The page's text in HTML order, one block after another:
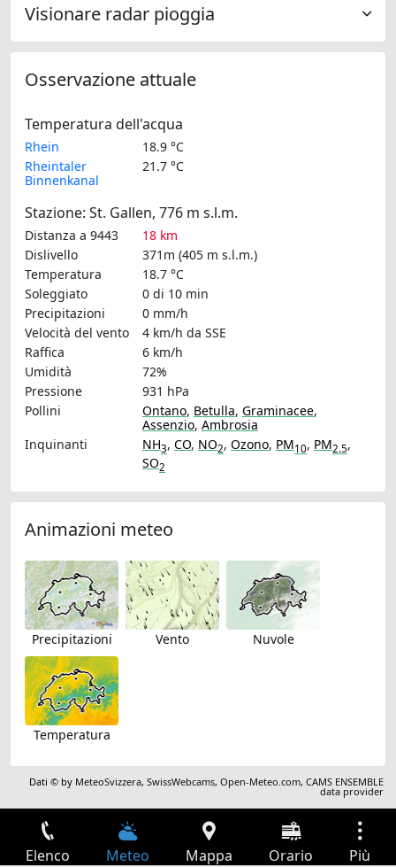
Visionare radar pioggia
Osservazione attuale
Temperatura dell'acqua
Rhein
18.9 °C
Rheintaler
Binnenkanal
21.7 °C
Stazione: St. Gallen, 776 m s.l.m.
Distanza a 9443
18 km
Dislivello
371m (405 m s.l.m.)
Temperatura
18.7 °C
Soleggiato
0 di 10 min
Precipitazioni
0 mm/h
Velocità del vento
4 km/h da SSE
Raffica
6 km/h
Umidità
72%
Pressione
931 hPa
Pollini
Ontano, Betulla, Graminacee,
Assenzio, Ambrosia
Inquinanti
NH3, CO, NO2, Ozono, PM10, PM2.5,
SO2
Animazioni meteo
Precipitazioni Vento Nuvole
Temperatura
Dati © by MeteoSvizzera,SwissWebcams,Open-Meteo.com,CAMS ENSEMBLE
data provider
Elenco Meteo Mappa Orario Più